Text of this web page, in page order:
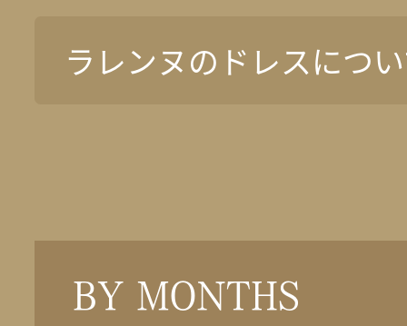
ラレンヌのドレスにつ
BY MONTHS